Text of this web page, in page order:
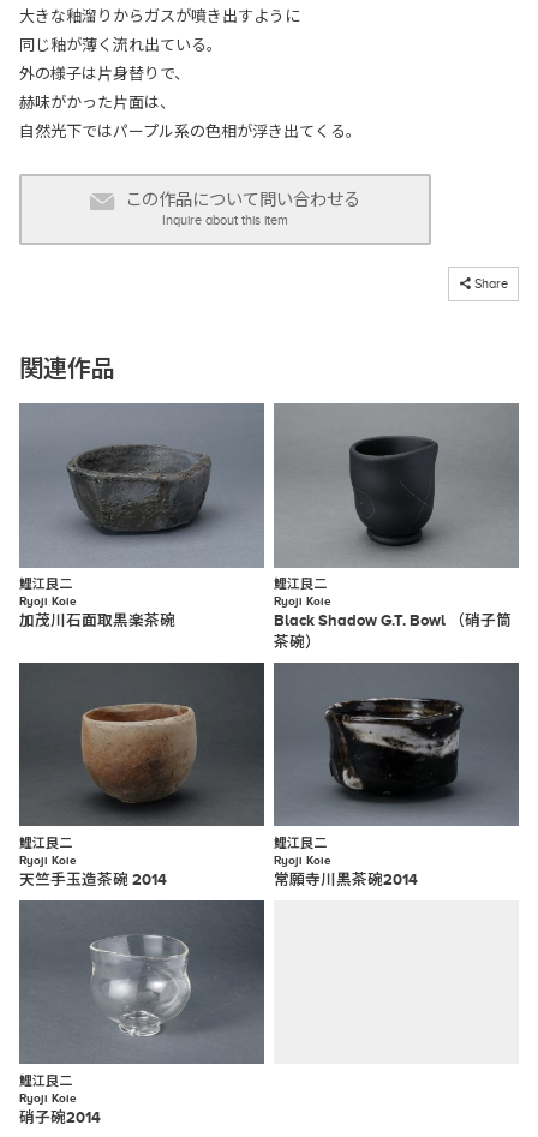
大きな釉溜りからガスが噴き出すように
同じ釉が薄く流れ出ている。
外の様子は片身替りで、
赫味がかった片面は、
自然光下ではパープル系の色相が浮き出てくる。
この作品について問い合わせる
Inquire about this item
Share
コピーしました
関連作品
鯉江良二
Ryoji Koie
加茂川石面取黒楽茶碗
鯉江良二
Ryoji Koie
Black Shadow G.T. Bowl （硝子筒
茶碗）
鯉江良二
Ryoji Koie
天竺手玉造茶碗 2014
鯉江良二
Ryoji Koie
常願寺川黒茶碗2014
鯉江良二
Ryoji Koie
硝子碗2014